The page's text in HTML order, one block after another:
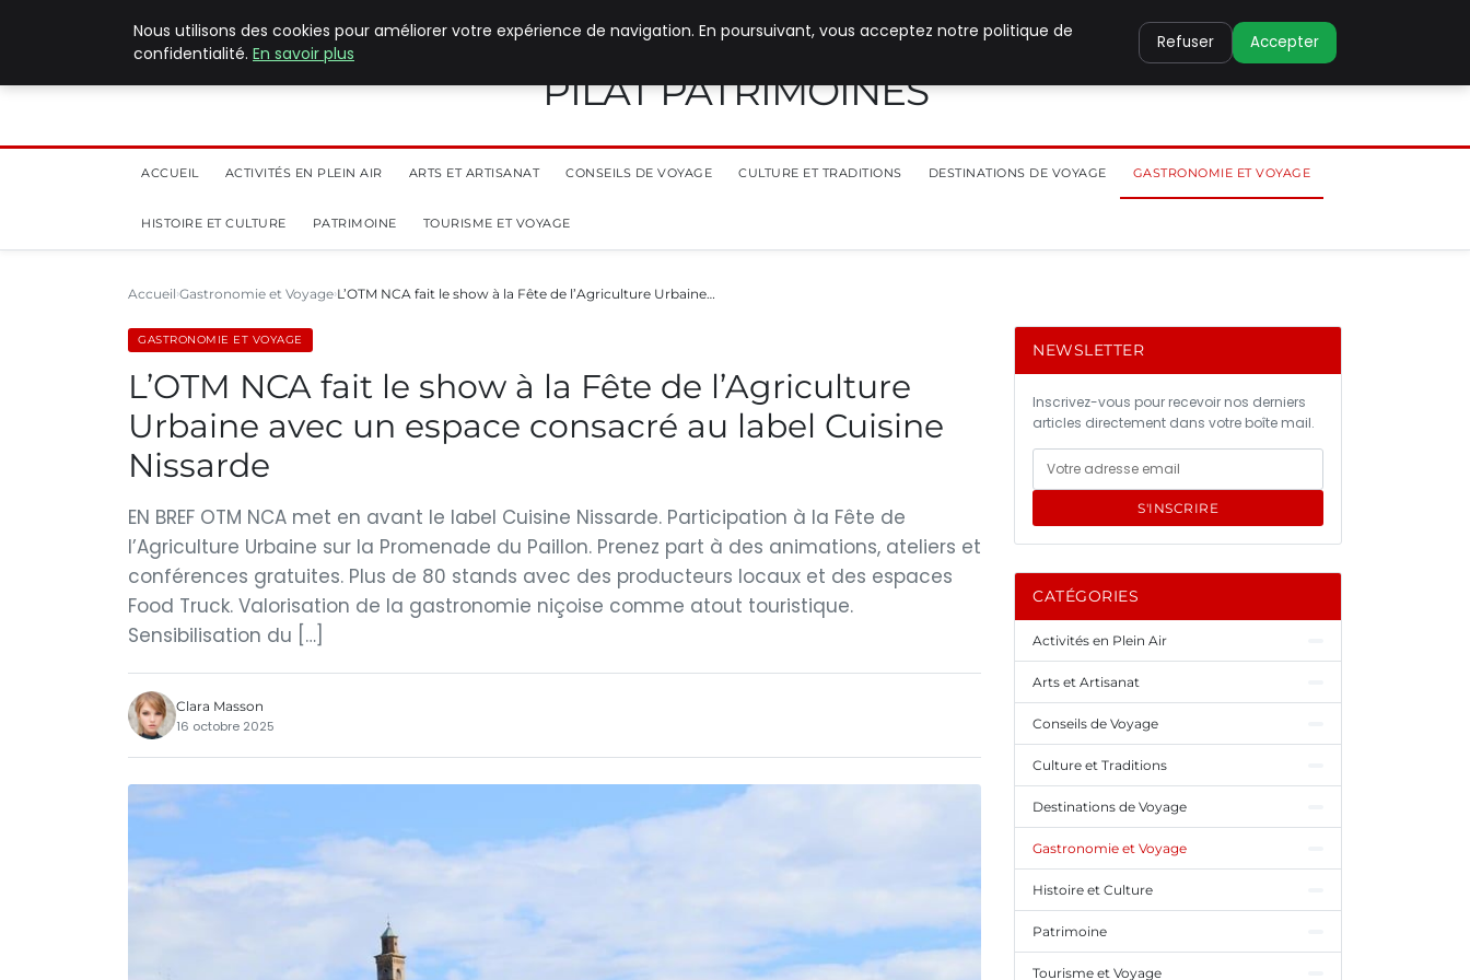
PILAT PATRIMOINES
ACCUEIL ACTIVITÉS EN PLEIN AIR ARTS ET ARTISANAT CONSEILS DE VOYAGE CULTURE ET TRADITIONS DESTINATIONS DE VOYAGE GASTRONOMIE ET VOYAGE
HISTOIRE ET CULTURE PATRIMOINE TOURISME ET VOYAGE
Accueil Gastronomie et Voyage L’OTM NCA fait le show à la Fête de l’Agriculture Urbaine…
GASTRONOMIE ET VOYAGE
L’OTM NCA fait le show à la Fête de l’Agriculture
Urbaine avec un espace consacré au label Cuisine
Nissarde
EN BREF OTM NCA met en avant le label Cuisine Nissarde. Participation à la Fête de
l’Agriculture Urbaine sur la Promenade du Paillon. Prenez part à des animations, ateliers et
conférences gratuites. Plus de 80 stands avec des producteurs locaux et des espaces
Food Truck. Valorisation de la gastronomie niçoise comme atout touristique.
Sensibilisation du […]
Clara Masson
16 octobre 2025
NEWSLETTER
Inscrivez-vous pour recevoir nos derniers
articles directement dans votre boîte mail.
S'INSCRIRE
CATÉGORIES
Activités en Plein Air
Arts et Artisanat
Conseils de Voyage
Culture et Traditions
Destinations de Voyage
Gastronomie et Voyage
Histoire et Culture
Patrimoine
Tourisme et Voyage
Nous utilisons des cookies pour améliorer votre expérience de navigation. En poursuivant, vous acceptez notre politique de
confidentialité. En savoir plus
Refuser Accepter